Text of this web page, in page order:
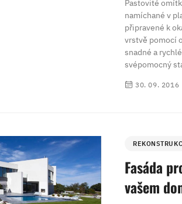
Pastovité
namíchané v
připravené k
vrstvě pomocí
snadné a
svépomocný
30. 09. 2016
Fasáda
vašem